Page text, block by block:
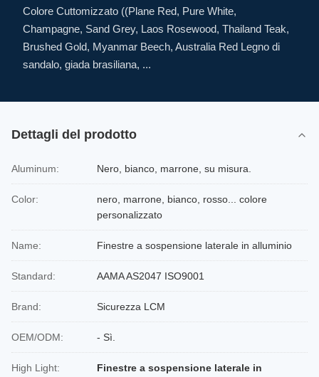
Colore Cuttomizzato ((Plane Red, Pure White,
Champagne, Sand Grey, Laos Rosewood, Thailand Teak,
Brushed Gold, Myanmar Beech, Australia Red Legno di
sandalo, giada brasiliana, ...
Dettagli del prodotto
Aluminum: Nero, bianco, marrone, su misura.
Color:
nero, marrone, bianco, rosso... colore
personalizzato
Name: Finestre a sospensione laterale in alluminio
Standard: AAMA AS2047 ISO9001
Brand: Sicurezza LCM
OEM/ODM: - Sì.
High Light:
Finestre a sospensione laterale in